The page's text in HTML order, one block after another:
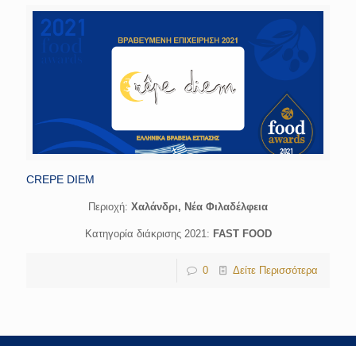
CREPE DIEM
Περιοχή: Χαλάνδρι, Νέα Φιλαδέλφεια
Κατηγορία διάκρισης 2021: FAST FOOD
0 Δείτε Περισσότερα